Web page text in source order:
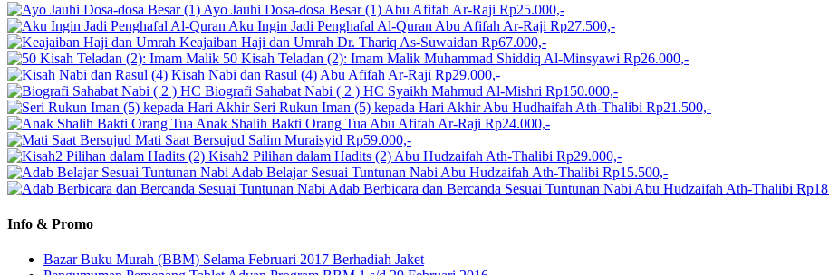
Ayo Jauhi Dosa-dosa Besar (1) Abu Afifah Ar-Raji Rp25.000,-
Aku Ingin Jadi Penghafal Al-Quran Abu Afifah Ar-Raji Rp27.500,-
Keajaiban Haji dan Umrah Dr. Thariq As-Suwaidan Rp67.000,-
50 Kisah Teladan (2): Imam Malik Muhammad Shiddiq Al-Minsyawi Rp26.000,-
Kisah Nabi dan Rasul (4) Abu Afifah Ar-Raji Rp29.000,-
Biografi Sahabat Nabi ( 2 ) HC Syaikh Mahmud Al-Mishri Rp150.000,-
Seri Rukun Iman (5) kepada Hari Akhir Abu Hudhaifah Ath-Thalibi Rp21.500,-
Anak Shalih Bakti Orang Tua Abu Afifah Ar-Raji Rp24.000,-
Mati Saat Bersujud Salim Muraisyid Rp59.000,-
Kisah2 Pilihan dalam Hadits (2) Abu Hudzaifah Ath-Thalibi Rp29.000,-
Adab Belajar Sesuai Tuntunan Nabi Abu Hudzaifah Ath-Thalibi Rp15.500,-
Adab Berbicara dan Bercanda Sesuai Tuntunan Nabi Abu Hudzaifah Ath-Thalibi
Info & Promo
Bazar Buku Murah (BBM) Selama Februari 2017 Berhadiah Jaket